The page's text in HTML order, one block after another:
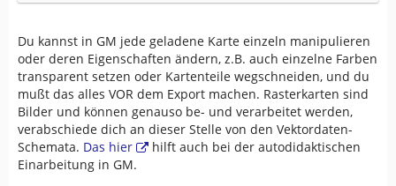
Du kannst in GM jede geladene Karte einzeln manipulieren
oder deren Eigenschaften ändern, z.B. auch einzelne Farben
transparent setzen oder Kartenteile wegschneiden, und du
mußt das alles VOR dem Export machen. Rasterkarten sind
Bilder und können genauso be- und verarbeitet werden,
verabschiede dich an dieser Stelle von den Vektordaten-
Schemata. Das hier
hilft auch bei der autodidaktischen
Einarbeitung in GM.